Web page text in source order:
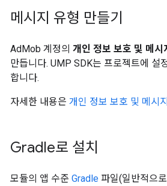
메시지 유형 만들기
AdMob 계정의 개인 정보 보호 및 메시
만듭니다. UMP SDK는 프로젝트에 설
합니다.
자세한 내용은 개인 정보 보호 및 메시
Gradle로 설치
모듈의 앱 수준 Gradle 파일(일반적으로